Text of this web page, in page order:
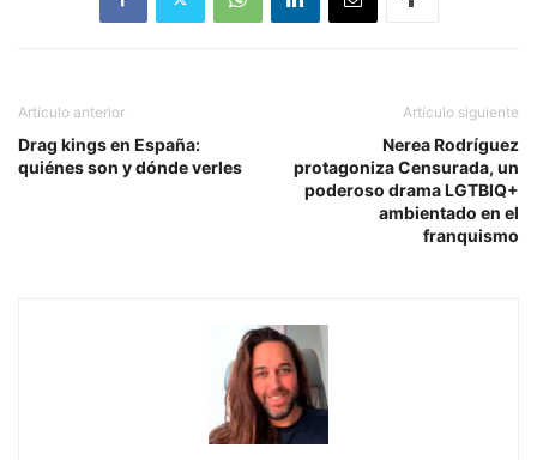
Artículo anterior
Drag kings en España:
quiénes son y dónde verles
Artículo siguiente
Nerea Rodríguez
protagoniza Censurada, un
poderoso drama LGTBIQ+
ambientado en el
franquismo